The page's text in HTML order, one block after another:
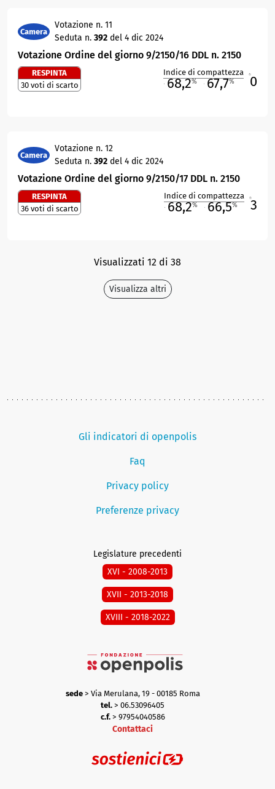
Camera
Votazione n. 11
Seduta n. 392 del 4 dic 2024
Votazione Ordine del giorno 9/2150/16 DDL n. 2150
RESPINTA
30 voti di scarto
Indice di compattezza
68,2% 67,7% 0
Camera
Votazione n. 12
Seduta n. 392 del 4 dic 2024
Votazione Ordine del giorno 9/2150/17 DDL n. 2150
RESPINTA
36 voti di scarto
Indice di compattezza
68,2% 66,5% 3
Visualizzati 12 di 38
Visualizza altri
Gli indicatori di openpolis
Faq
Privacy policy
Preferenze privacy
Legislature precedenti
XVI - 2008-2013
XVII - 2013-2018
XVIII - 2018-2022
sede> Via Merulana, 19 - 00185 Roma
tel. > 06.53096405
c.f.> 97954040586
Contattaci